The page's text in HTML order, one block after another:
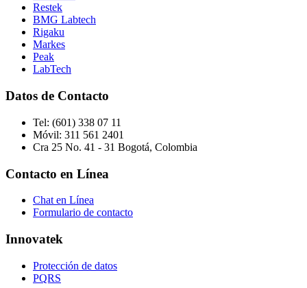
Restek
BMG Labtech
Rigaku
Markes
Peak
LabTech
Datos de Contacto
Tel: (601) 338 07 11
Móvil: 311 561 2401
Cra 25 No. 41 - 31 Bogotá, Colombia
Contacto en Línea
Chat en Línea
Formulario de contacto
Innovatek
Protección de datos
PQRS